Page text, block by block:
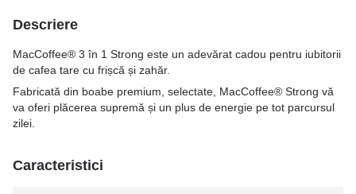
Descriere
MacCoffee® 3 în 1 Strong este un adevărat cadou pentru iubitorii
de cafea tare cu frișcă și zahăr.
Fabricată din boabe premium, selectate, MacCoffee® Strong vă
va oferi plăcerea supremă și un plus de energie pe tot parcursul
zilei.
Caracteristici